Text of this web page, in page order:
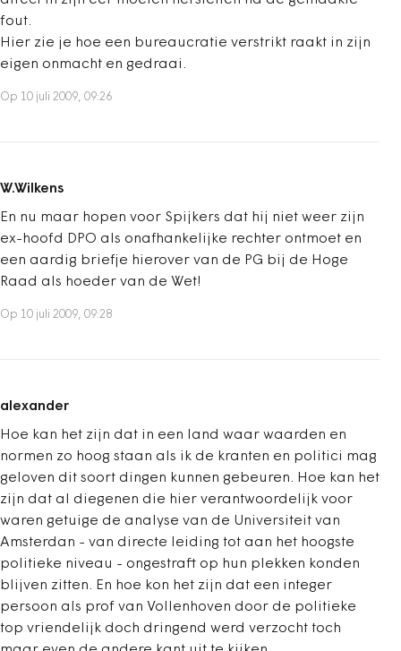
fout.
Hier zie je hoe een bureaucratie verstrikt raakt in zijn
eigen onmacht en gedraai.
Op 10 juli 2009, 09:26
W.Wilkens
En nu maar hopen voor Spijkers dat hij niet weer zijn
ex-hoofd DPO als onafhankelijke rechter ontmoet en
een aardig briefje hierover van de PG bij de Hoge
Raad als hoeder van de Wet!
Op 10 juli 2009, 09:28
alexander
Hoe kan het zijn dat in een land waar waarden en
normen zo hoog staan als ik de kranten en politici mag
geloven dit soort dingen kunnen gebeuren. Hoe kan het
zijn dat al diegenen die hier verantwoordelijk voor
waren getuige de analyse van de Universiteit van
Amsterdan - van directe leiding tot aan het hoogste
politieke niveau - ongestraft op hun plekken konden
blijven zitten. En hoe kon het zijn dat een integer
persoon als prof van Vollenhoven door de politieke
top vriendelijk doch dringend werd verzocht toch